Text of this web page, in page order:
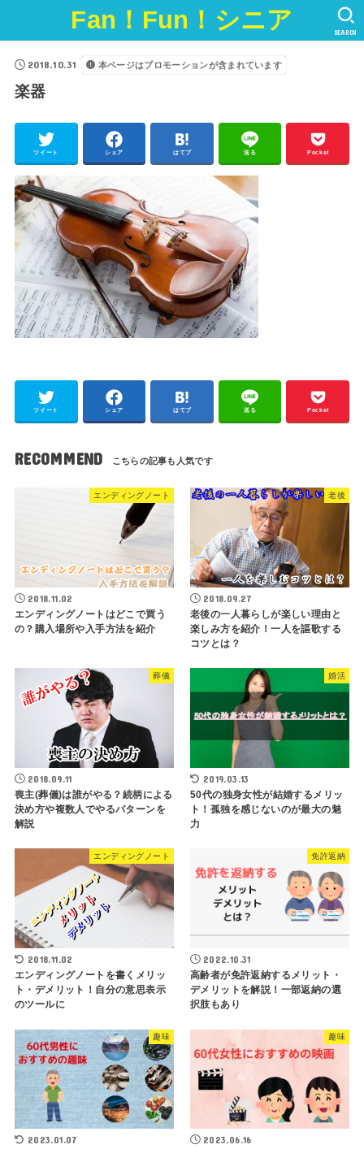
Fan！Fun！シニア SEARCH
2018.10.31 本ページはプロモーションが含まれています
楽器
ツイート シェア はてブ 送る Pocket
ツイート シェア はてブ 送る Pocket
RECOMMEND
エンディングノート
2018.11.02
エンディングノートはどこで買う
の？購入場所や入手方法を紹介
老後
2018.09.27
老後の一人暮らしが楽しい理由と
楽しみ方を紹介！一人を謳歌する
コツとは？
葬儀
2018.09.11
喪主(葬儀)は誰がやる？続柄による
決め方や複数人でやるパターンを
解説
婚活
2019.03.13
50代の独身女性が結婚するメリッ
ト！孤独を感じないのが最大の魅
力
エンディングノート
2018.11.02
エンディングノートを書くメリッ
ト・デメリット！自分の意思表示
のツールに
免許返納
2022.10.31
高齢者が免許返納するメリット・
デメリットを解説！一部返納の選
択肢もあり
趣味
2023.01.07
趣味
2023.06.16